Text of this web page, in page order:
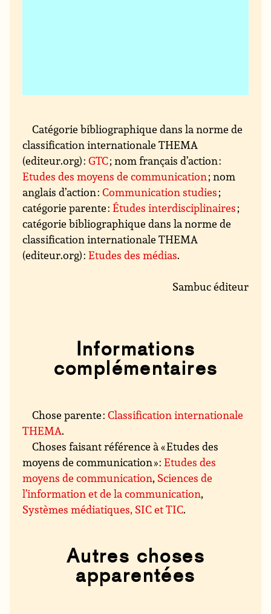
Catégorie bibliographique dans la norme de
classification internationale THEMA
(editeur.org) :GTC; nom français d’action :
Etudes des moyens de communication; nom
anglais d’action :Communication studies;
catégorie parente :Études interdisciplinaires;
catégorie bibliographique dans la norme de
classification internationale THEMA
(editeur.org) :Etudes des médias.
Sambuc éditeur
Informations
complémentaires
Chose parente :Classification internationale
THEMA.
Choses faisant référence à « Etudes des
moyens de communication » :Etudes des
moyens de communication, Sciences de
l’information et de la communication,
Systèmes médiatiques, SIC et TIC.
Autres choses
apparentées